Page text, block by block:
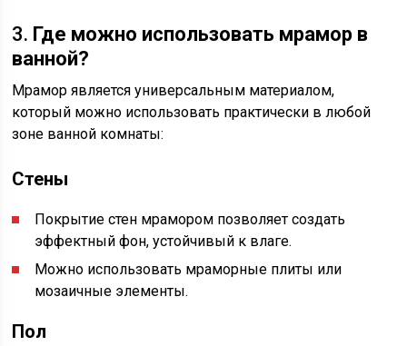
3. Где можно использовать мрамор в
ванной?
Мрамор является универсальным материалом,
который можно использовать практически в любой
зоне ванной комнаты:
Стены
Покрытие стен мрамором позволяет создать
эффектный фон, устойчивый к влаге.
Можно использовать мраморные плиты или
мозаичные элементы.
Пол